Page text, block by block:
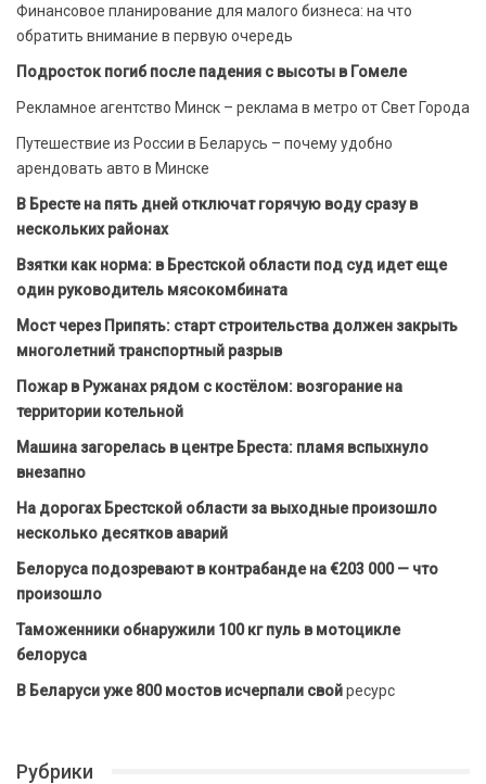
Финансовое планирование для малого бизнеса: на что
обратить внимание в первую очередь
Подросток погиб после падения с высоты в Гомеле
Рекламное агентство Минск – реклама в метро от Свет Города
Путешествие из России в Беларусь – почему удобно
арендовать авто в Минске
В Бресте на пять дней отключат горячую воду сразу в
нескольких районах
Взятки как норма: в Брестской области под суд идет еще
один руководитель мясокомбината
Мост через Припять: старт строительства должен закрыть
многолетний транспортный разрыв
Пожар в Ружанах рядом с костёлом: возгорание на
территории котельной
Машина загорелась в центре Бреста: пламя вспыхнуло
внезапно
На дорогах Брестской области за выходные произошло
несколько десятков аварий
Белоруса подозревают в контрабанде на €203 000 — что
произошло
Таможенники обнаружили 100 кг пуль в мотоцикле
белоруса
В Беларуси уже 800 мостов исчерпали свойресурс
Рубрики